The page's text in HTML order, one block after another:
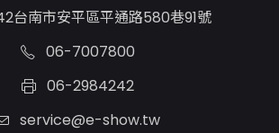
台南市安平區平通路580巷91號
06-7007800
06-2984242
service@e-show.tw